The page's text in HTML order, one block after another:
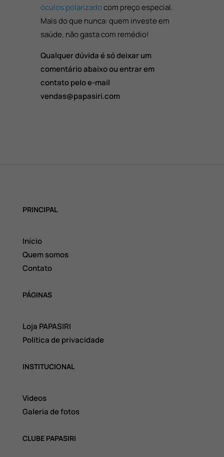
óculos polarizadocom preço especial.
Mais do que nunca: quem investe em
saúde, não gasta com remédio!
Qualquer dúvida é só deixar um
comentário abaixo ou entrar em
contato pelo e-mail
vendas@papasiri.com
PRINCIPAL
Início
Quem somos
Contato
PÁGINAS
Loja PAPASIRI
Politica de privacidade
INSTITUCIONAL
Videos
Galeria de fotos
CLUBE PAPASIRI